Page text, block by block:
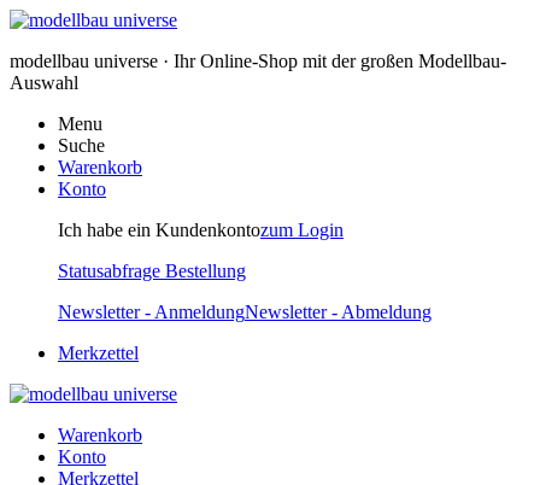
modellbau universe · Ihr Online-Shop mit der großen Modellbau-
Auswahl
Menu
Suche
Warenkorb
Konto
Ich habe ein Kundenkontozum Login
Statusabfrage Bestellung
Newsletter - AnmeldungNewsletter - Abmeldung
Merkzettel
Warenkorb
Konto
Merkzettel